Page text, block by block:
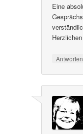
Eine
Antworten